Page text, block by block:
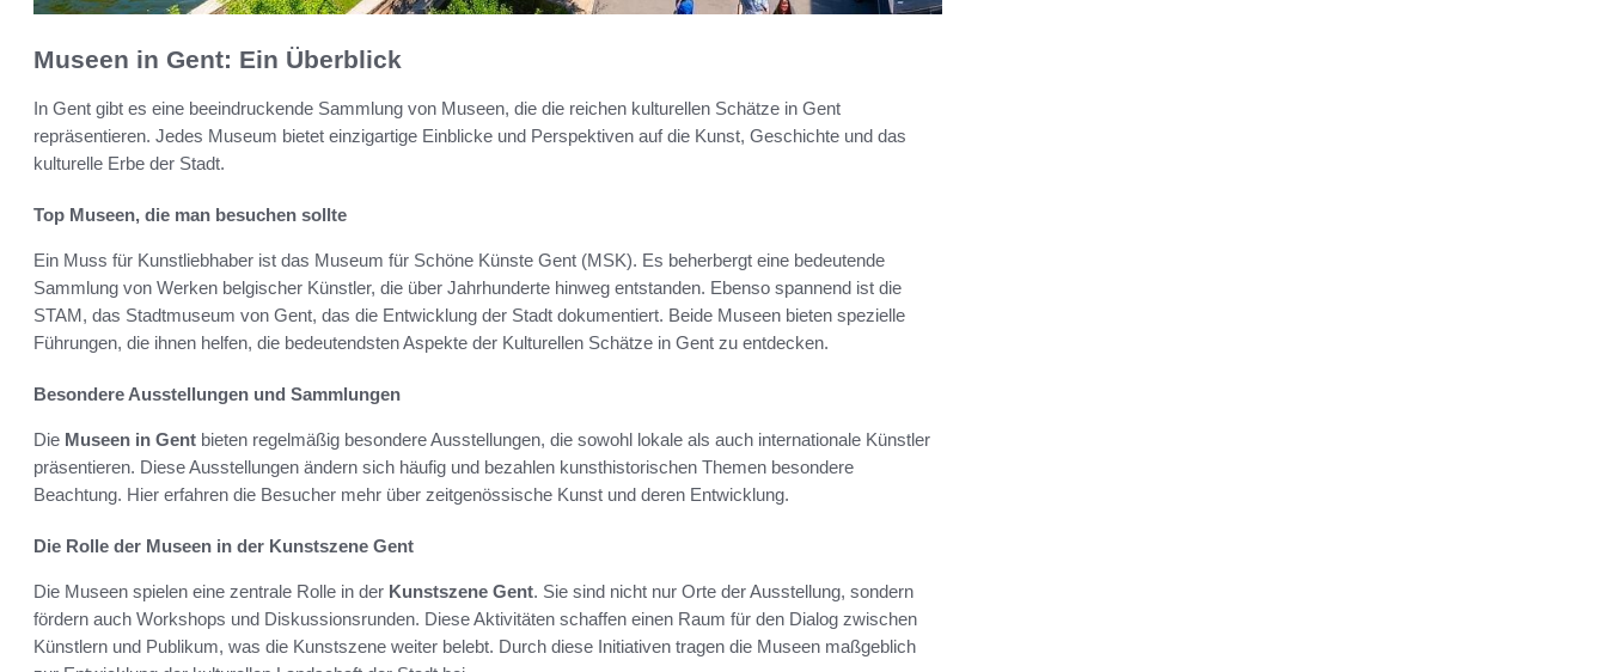
Museen in Gent: Ein Überblick
In Gent gibt es eine beeindruckende Sammlung von Museen, die die reichen kulturellen Schätze in Gent
repräsentieren. Jedes Museum bietet einzigartige Einblicke und Perspektiven auf die Kunst, Geschichte und das
kulturelle Erbe der Stadt.
Top Museen, die man besuchen sollte
Ein Muss für Kunstliebhaber ist das Museum für Schöne Künste Gent (MSK). Es beherbergt eine bedeutende
Sammlung von Werken belgischer Künstler, die über Jahrhunderte hinweg entstanden. Ebenso spannend ist die
STAM, das Stadtmuseum von Gent, das die Entwicklung der Stadt dokumentiert. Beide Museen bieten spezielle
Führungen, die ihnen helfen, die bedeutendsten Aspekte der Kulturellen Schätze in Gent zu entdecken.
Besondere Ausstellungen und Sammlungen
Die Museen in Gent bieten regelmäßig besondere Ausstellungen, die sowohl lokale als auch internationale Künstler
präsentieren. Diese Ausstellungen ändern sich häufig und bezahlen kunsthistorischen Themen besondere
Beachtung. Hier erfahren die Besucher mehr über zeitgenössische Kunst und deren Entwicklung.
Die Rolle der Museen in der Kunstszene Gent
Die Museen spielen eine zentrale Rolle in der Kunstszene Gent. Sie sind nicht nur Orte der Ausstellung, sondern
fördern auch Workshops und Diskussionsrunden. Diese Aktivitäten schaffen einen Raum für den Dialog zwischen
Künstlern und Publikum, was die Kunstszene weiter belebt. Durch diese Initiativen tragen die Museen maßgeblich